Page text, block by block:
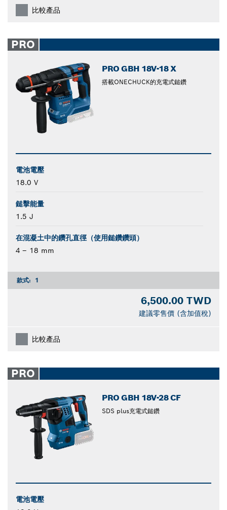
比較產品
PRO
PRO GBH 18V-18 X
搭載ONECHUCK的充電式鎚鑽
電池電壓
18.0 V
鎚擊能量
1.5 J
在混凝土中的鑽孔直徑（使用鎚鑽鑽頭）
4 – 18 mm
款式: 1
6,500.00 TWD
建議零售價 (含加值稅)
比較產品
PRO
PRO GBH 18V-28 CF
SDS plus充電式鎚鑽
電池電壓